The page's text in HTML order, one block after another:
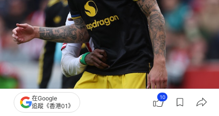
在Google
追蹤《香港01》
10